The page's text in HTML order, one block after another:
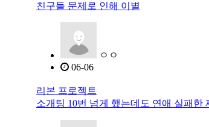
친구들 문제로 인해 이별
ㅇㅇ
06-06
리본 프로젝트
소개팅 10번 넘게 했는데도 연애 실패한